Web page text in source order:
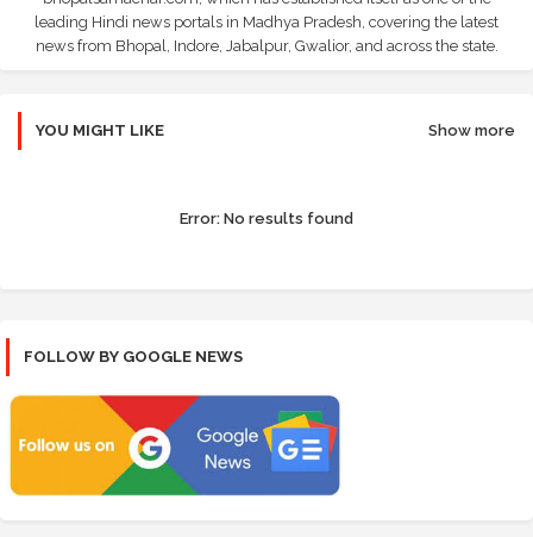
leading Hindi news portals in Madhya Pradesh, covering the latest
news from Bhopal, Indore, Jabalpur, Gwalior, and across the state.
YOU MIGHT LIKE Show more
Error: No results found
FOLLOW BY GOOGLE NEWS